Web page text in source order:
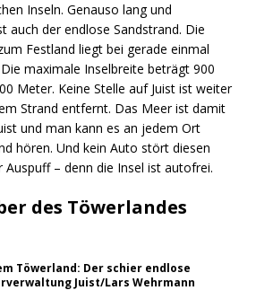
Inseln. Genauso lang und
auch der endlose Sandstrand. Die
Festland liegt bei gerade einmal
maximale Inselbreite beträgt 900
Meter. Keine Stelle auf Juist ist weiter
Strand entfernt. Das Meer ist damit
und man kann es an jedem Ort
hören. Und kein Auto stört diesen
Auspuff – denn die Insel ist autofrei.
des Töwerlandes
Töwerland: Der schier endlose
Juist/Lars Wehrmann